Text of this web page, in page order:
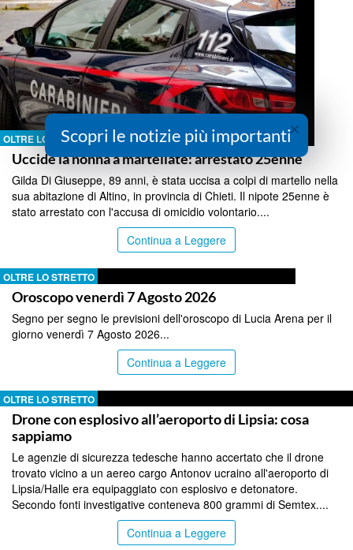
OLTRE LO STRETTO
Uccide la nonna a martellate: arrestato 25enne
Gilda Di Giuseppe, 89 anni, è stata uccisa a colpi di martello nella
sua abitazione di Altino, in provincia di Chieti. Il nipote 25enne è
stato arrestato con l'accusa di omicidio volontario....
Continua a Leggere
OLTRE LO STRETTO
Oroscopo venerdì 7 Agosto 2026
Segno per segno le previsioni dell'oroscopo di Lucia Arena per il
giorno venerdì 7 Agosto 2026...
Continua a Leggere
OLTRE LO STRETTO
Drone con esplosivo all’aeroporto di Lipsia: cosa
sappiamo
Le agenzie di sicurezza tedesche hanno accertato che il drone
trovato vicino a un aereo cargo Antonov ucraino all'aeroporto di
Lipsia/Halle era equipaggiato con esplosivo e detonatore.
Secondo fonti investigative conteneva 800 grammi di Semtex....
Continua a Leggere
×
Scopri le notizie più importanti